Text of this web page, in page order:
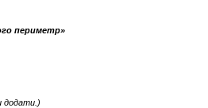
периметр»
додати.)